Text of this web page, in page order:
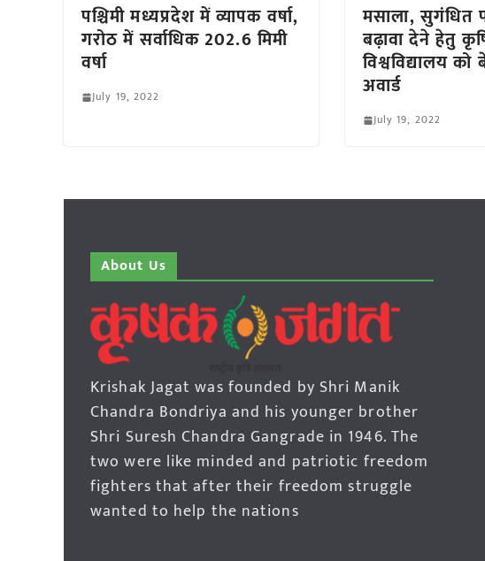
पश्चिमी मध्यप्रदेश में व्यापक वर्षा,
गरोठ में सर्वाधिक 202.6 मिमी
वर्षा
July 19, 2022
मसाला, सुगंधित
बढ़ावा देने हेतु
विश्वविद्यालय को
अवार्ड
July 19, 2022
About Us
Krishak Jagat was founded by Shri Manik
Chandra Bondriya and his younger brother
Shri Suresh Chandra Gangrade in 1946. The
two were like minded and patriotic freedom
fighters that after their freedom struggle
wanted to help the nations